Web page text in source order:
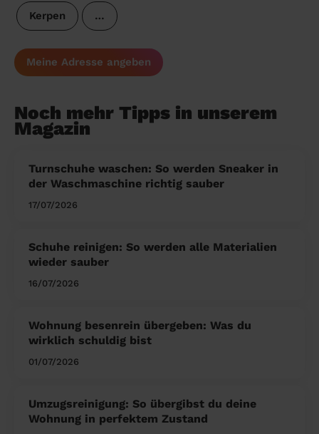
Kerpen …
Meine Adresse angeben
Noch mehr Tipps in unserem
Magazin
Turnschuhe waschen: So werden Sneaker in
der Waschmaschine richtig sauber
17/07/2026
Schuhe reinigen: So werden alle Materialien
wieder sauber
16/07/2026
Wohnung besenrein übergeben: Was du
wirklich schuldig bist
01/07/2026
Umzugsreinigung: So übergibst du deine
Wohnung in perfektem Zustand